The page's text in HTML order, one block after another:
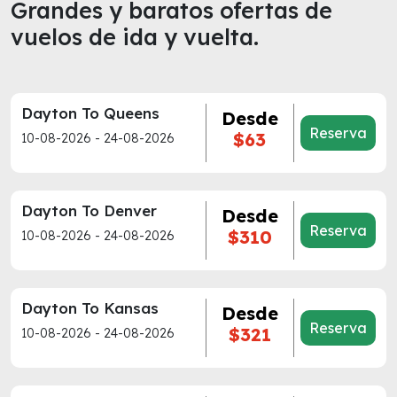
Grandes y baratos ofertas de
vuelos de ida y vuelta.
Dayton To Queens
10-08-2026 - 24-08-2026
Desde
$63
Reserva
Dayton To Denver
10-08-2026 - 24-08-2026
Desde
$310
Reserva
Dayton To Kansas
10-08-2026 - 24-08-2026
Desde
$321
Reserva